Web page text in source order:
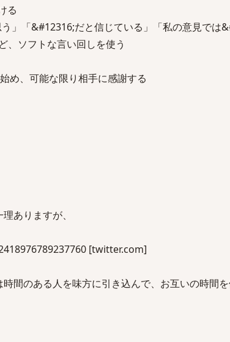
る
」「&#12316;だと信じている」「私の意見では
、ソフトな言い回しを使う
め、可能な限り相手に感謝する
ありますが、
[twitter.com]
間のある人を味方に引き込んで、お互いの時間